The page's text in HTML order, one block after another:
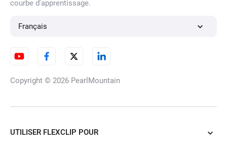
courbe d'apprentissage.
Français
Copyright © 2026 PearlMountain
UTILISER FLEXCLIP POUR